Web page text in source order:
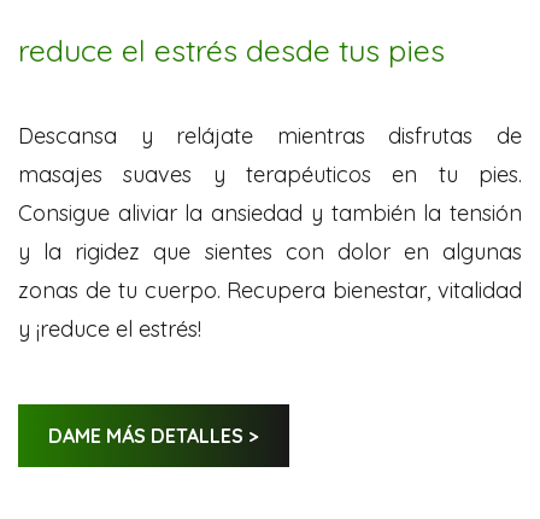
reduce el estrés desde tus pies
Descansa y relájate mientras disfrutas de
masajes suaves y terapéuticos en tu pies.
Consigue aliviar la ansiedad y también la tensión
y la rigidez que sientes con dolor en algunas
zonas de tu cuerpo. Recupera bienestar, vitalidad
y ¡reduce el estrés!
DAME MÁS DETALLES >